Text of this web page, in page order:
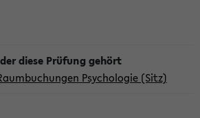
Psychologie (Sitz)